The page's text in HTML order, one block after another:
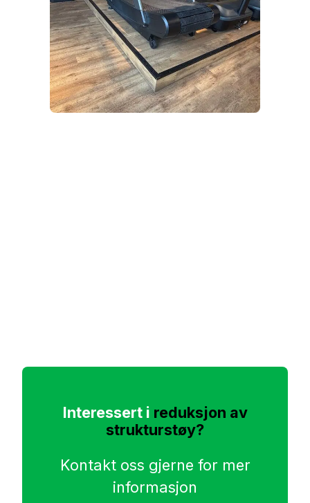
Interessert i reduksjon av
strukturstøy?
Kontakt oss gjerne for mer
informasjon